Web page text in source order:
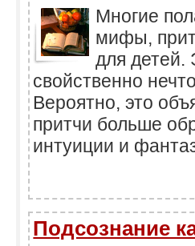
Многие
мифы,
для детей.
свойственно
Вероятно, это
притчи больше
интуиции и
Подсознание